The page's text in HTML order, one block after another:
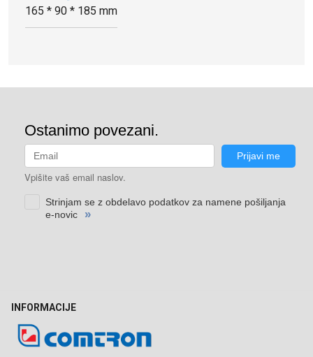
165 * 90 * 185 mm
INFORMACIJE